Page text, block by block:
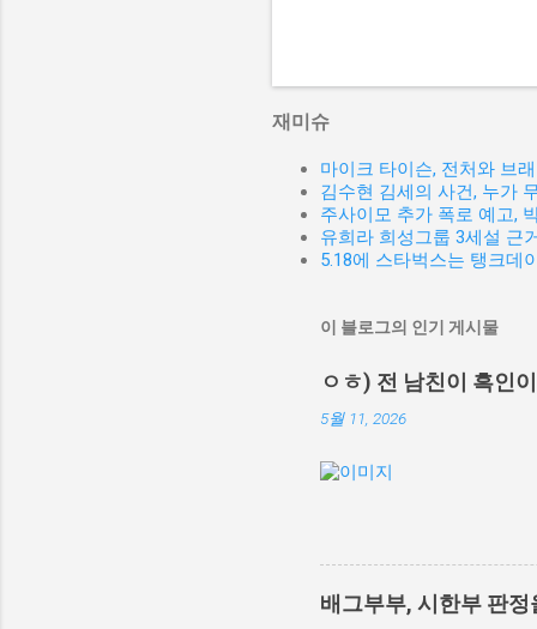
재미슈
마이크 타이슨, 전처와 브
김수현 김세의 사건, 누가
주사이모 추가 폭로 예고,
유희라 희성그룹 3세설 근
5.18에 스타벅스는 탱크데
이 블로그의 인기 게시물
ㅇㅎ) 전 남친이 흑인
5월 11, 2026
배그부부, 시한부 판